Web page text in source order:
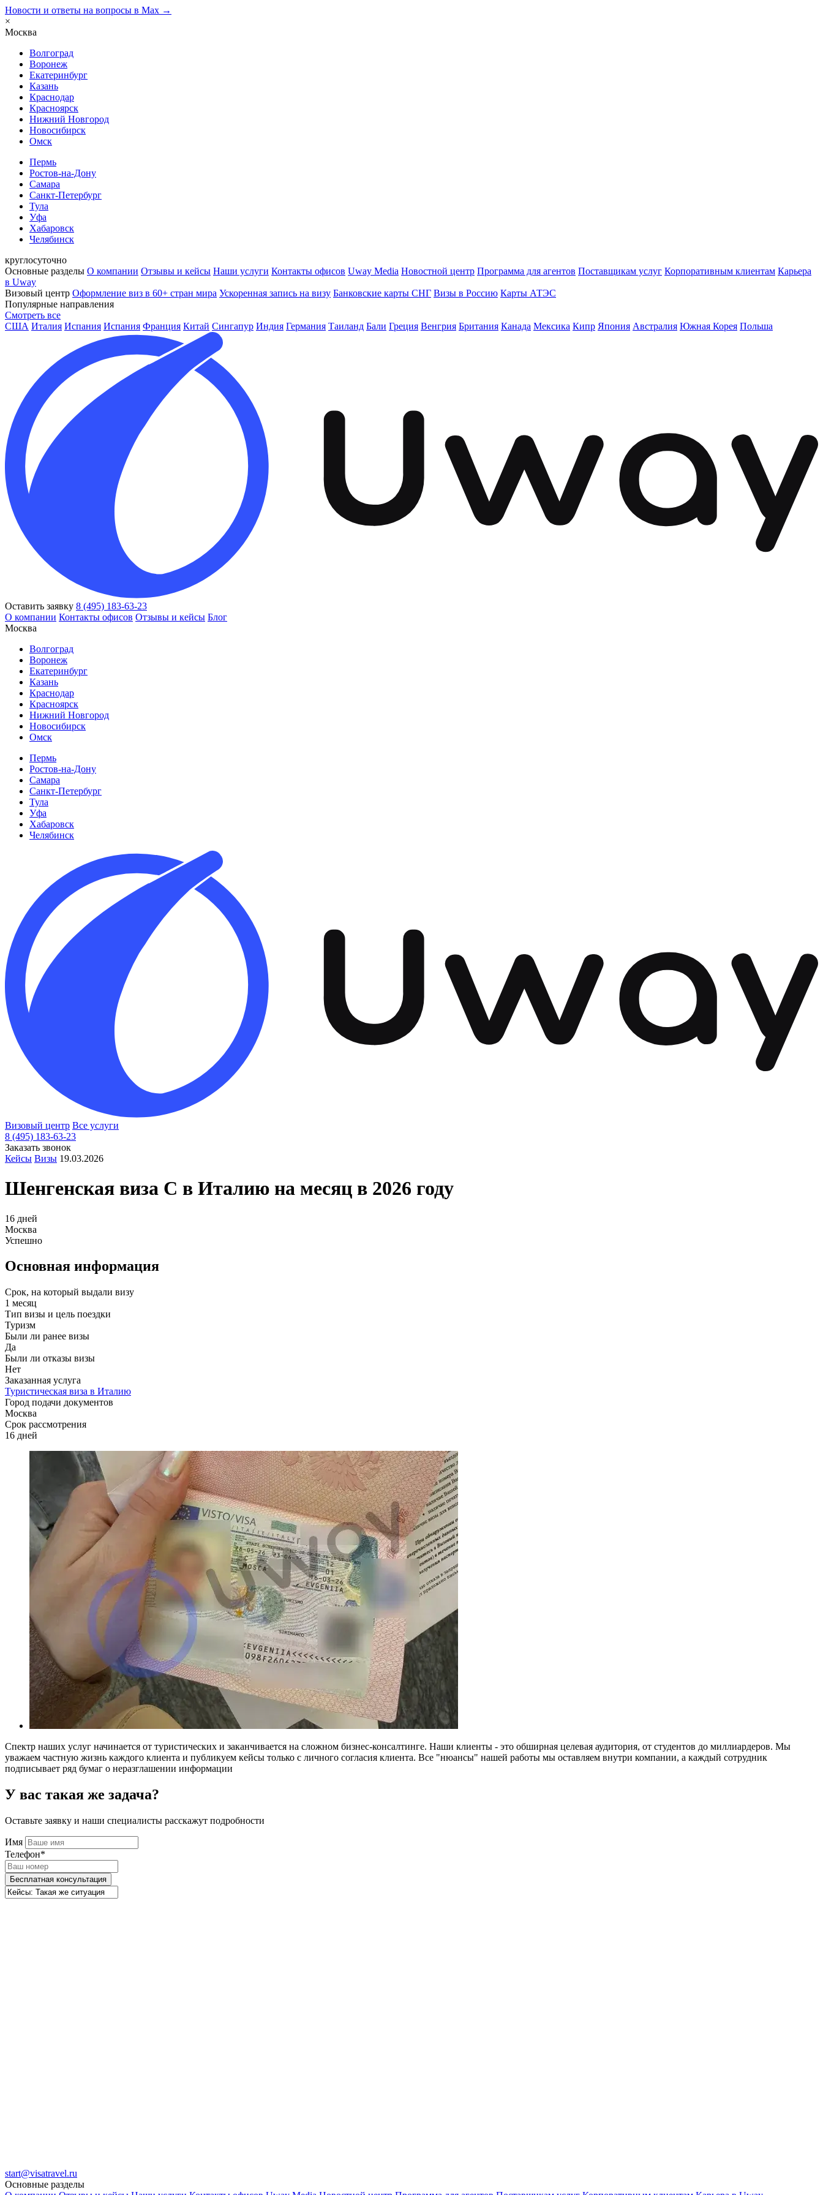
Новости и ответы на вопросы в Max →
×
Москва
Волгоград
Воронеж
Екатеринбург
Казань
Краснодар
Красноярск
Нижний Новгород
Новосибирск
Омск
Пермь
Ростов-на-Дону
Самара
Санкт-Петербург
Тула
Уфа
Хабаровск
Челябинск
круглосуточно
Основные разделы О компании Отзывы и кейсы Наши услуги Контакты офисов Uway Media Новостной центр Программа для агентов Поставщикам услуг Корпоративным клиентам Карьера
в Uway
Визовый центр Оформление виз в 60+ стран мира Ускоренная запись на визу Банковские карты СНГ Визы в Россию Карты АТЭС
Популярные направления
Смотреть все
США Италия Испания Испания Франция Китай Сингапур Индия Германия Таиланд Бали Греция Венгрия Британия Канада Мексика Кипр Япония Австралия Южная Корея Польша
Оставить заявку 8 (495) 183-63-23
О компании Контакты офисов Отзывы и кейсы Блог
Москва
Волгоград
Воронеж
Екатеринбург
Казань
Краснодар
Красноярск
Нижний Новгород
Новосибирск
Омск
Пермь
Ростов-на-Дону
Самара
Санкт-Петербург
Тула
Уфа
Хабаровск
Челябинск
Визовый центр Все услуги
8 (495) 183-63-23
Заказать звонок
Кейсы Визы 19.03.2026
Шенгенская виза C в Италию на месяц в 2026 году
16 дней
Москва
Успешно
Основная информация
Срок, на который выдали визу
1 месяц
Тип визы и цель поездки
Туризм
Были ли ранее визы
Да
Были ли отказы визы
Нет
Заказанная услуга
Туристическая виза в Италию
Город подачи документов
Москва
Срок рассмотрения
16 дней
Спектр наших услуг начинается от туристических и заканчивается на сложном бизнес-консалтинге. Наши клиенты - это обширная целевая аудитория, от студентов до миллиардеров. Мы
уважаем частную жизнь каждого клиента и публикуем кейсы только с личного согласия клиента. Все "нюансы" нашей работы мы оставляем внутри компании, а каждый сотрудник
подписывает ряд бумаг о неразглашении информации
У вас такая же задача?
Оставьте заявку и наши специалисты расскажут подробности
Имя
Телефон*
Бесплатная консультация
start@visatravel.ru
Основные разделы